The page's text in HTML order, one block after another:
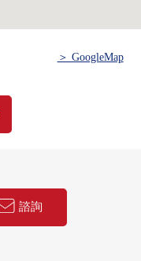
＞ GoogleMap
諮詢